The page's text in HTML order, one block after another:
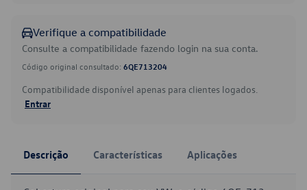
Verifique a compatibilidade
Consulte a compatibilidade fazendo login na sua conta.
Código original consultado: 6QE713204
Compatibilidade disponível apenas para clientes logados.
Entrar
Descrição Características Aplicações